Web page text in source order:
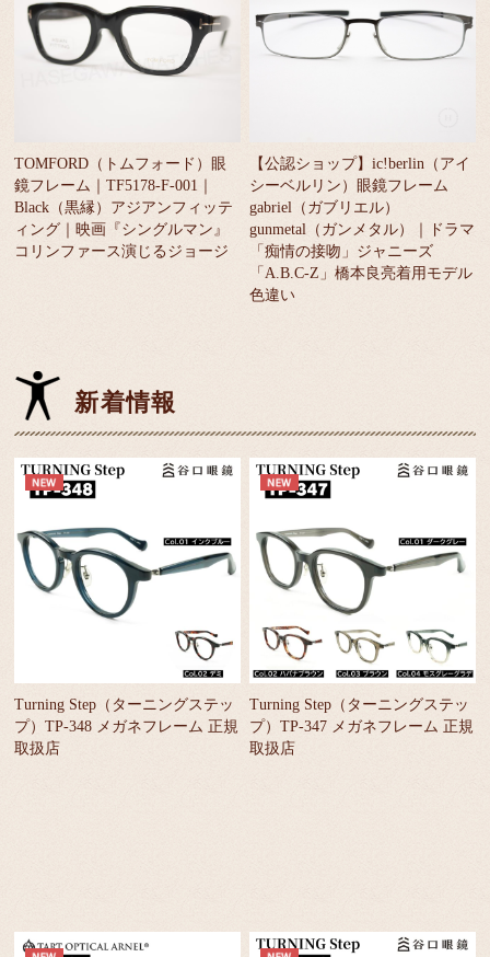
TOMFORD（トムフォード）眼
鏡フレーム｜TF5178-F-001｜
Black（黒縁）アジアンフィッテ
ィング｜映画『シングルマン』
コリンファース演じるジョージ
【公認ショップ】ic!berlin（アイ
シーベルリン）眼鏡フレーム
gabriel（ガブリエル）
gunmetal（ガンメタル）｜ドラマ
「痴情の接吻」ジャニーズ
「A.B.C-Z」橋本良亮着用モデル
色違い
新着情報
Turning Step（ターニングステッ
プ）TP-348 メガネフレーム 正規
取扱店
Turning Step（ターニングステッ
プ）TP-347 メガネフレーム 正規
取扱店